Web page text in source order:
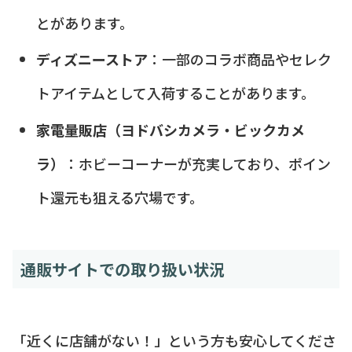
とがあります。
ディズニーストア ：一部のコラボ商品やセレク
トアイテムとして入荷することがあります。
家電量販店（ヨドバシカメラ・ビックカメ
ラ）
：ホビーコーナーが充実しており、ポイン
ト還元も狙える穴場です。
通販サイトでの取り扱い状況
「近くに店舗がない！」という方も安心してくださ